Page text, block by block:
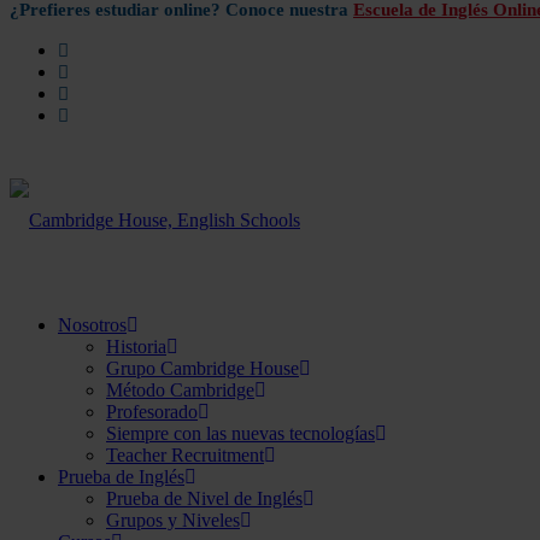
¿Prefieres estudiar online? Conoce nuestra Escuela de Inglés
Nosotros
Historia
Grupo Cambridge House
Método Cambridge
Profesorado
Siempre con las nuevas tecnologías
Teacher Recruitment
Prueba de Inglés
Prueba de Nivel de Inglés
Grupos y Niveles